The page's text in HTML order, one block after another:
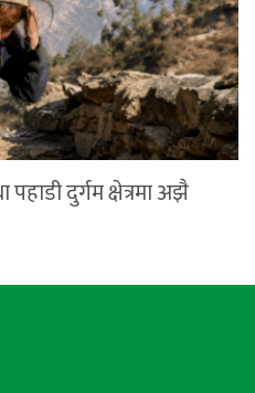
दुर्गम क्षेत्रमा अझै